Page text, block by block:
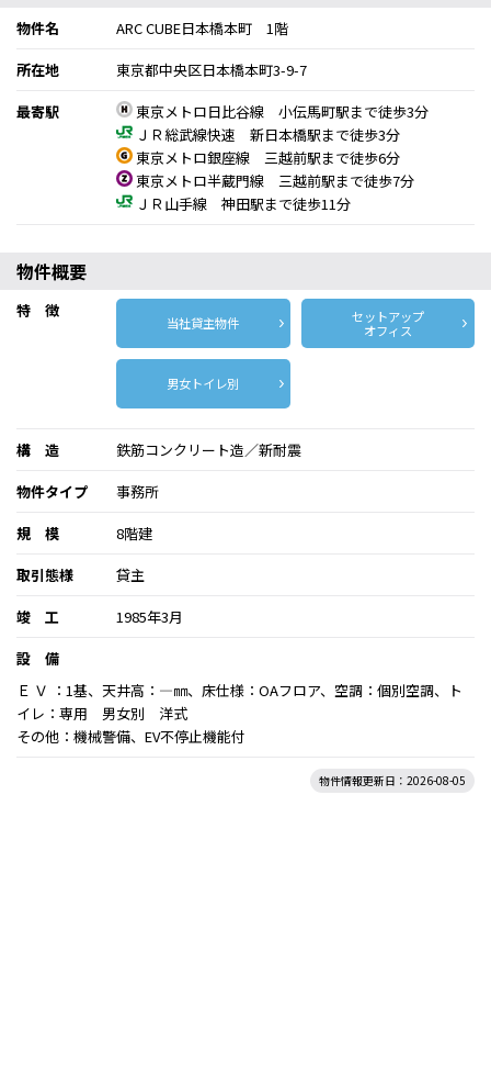
物件名
ARC CUBE日本橋本町 1階
所在地
東京都中央区日本橋本町3-9-7
最寄駅
東京メトロ日比谷線 小伝馬町駅まで徒歩3分
ＪＲ総武線快速 新日本橋駅まで徒歩3分
東京メトロ銀座線 三越前駅まで徒歩6分
東京メトロ半蔵門線 三越前駅まで徒歩7分
ＪＲ山手線 神田駅まで徒歩11分
物件概要
特 徴
当社貸主物件
セットアップ
オフィス
男女トイレ別
構 造
鉄筋コンクリート造／新耐震
物件タイプ
事務所
規 模
8階建
取引態様
貸主
竣 工
1985年3月
設 備
Ｅ Ｖ ：1基、天井高：―㎜、床仕様：OAフロア、空調：個別空調、ト
イレ：専用 男女別 洋式
その他：機械警備、EV不停止機能付
物件情報更新日：2026-08-05